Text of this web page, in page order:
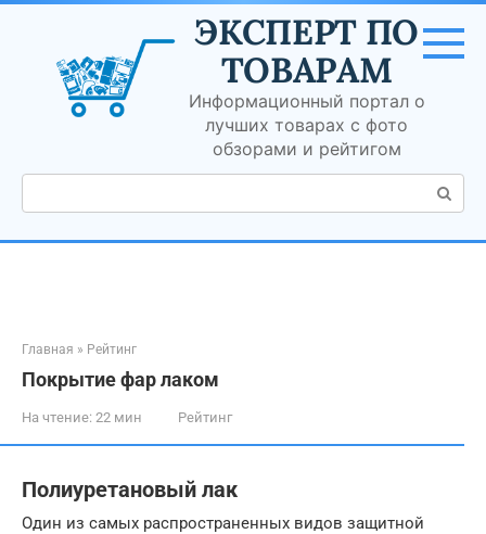
Перейти
контенту
ЭКСПЕРТ ПО
ТОВАРАМ
Информационный портал о
лучших товарах с фото
обзорами и рейтигом
Поиск:
Главная » Рейтинг
Покрытие фар лаком
На чтение: 22 мин Рейтинг
Полиуретановый лак
Один из самых распространенных видов защитной